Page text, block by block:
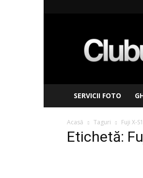
Foto
SERVICII FOTO
Acasă Taguri Fuji X-S1
Etichetă: